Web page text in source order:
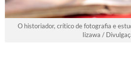
O historiador, crítico de fotografia e
Iizawa /